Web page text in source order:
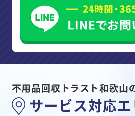
不用品回収トラスト和歌山
サービス対応エ